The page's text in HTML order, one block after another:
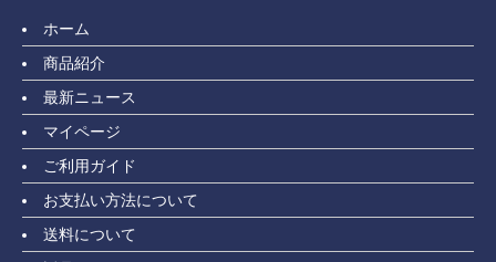
ホーム
商品紹介
最新ニュース
マイページ
ご利用ガイド
お支払い方法について
送料について